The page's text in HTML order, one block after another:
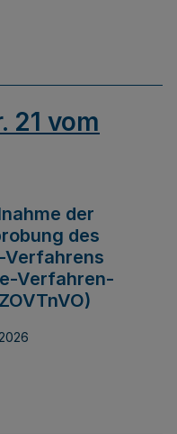
21 vom
der
des
Verfahren-